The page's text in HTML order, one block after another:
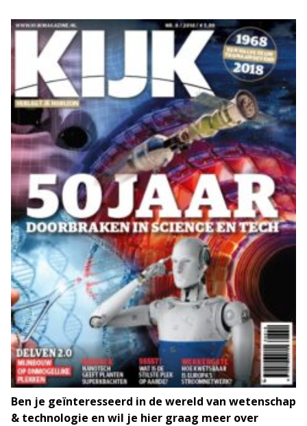
Ben je geïnteresseerd in de wereld van wetenschap
& technologie en wil je hier graag meer over